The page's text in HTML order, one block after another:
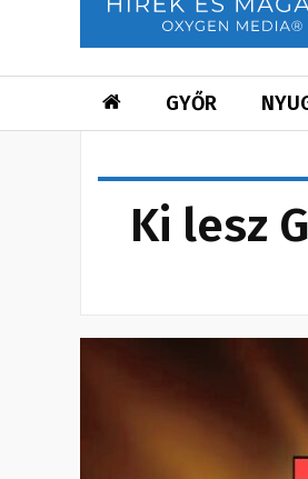
GYŐR
Ki lesz